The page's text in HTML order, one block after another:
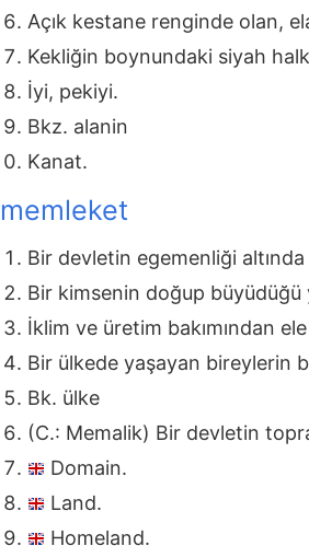
Açık kestane renginde olan,
Kekliğin boynundaki siyah
İyi, pekiyi.
Bkz. alanin
Kanat.
memleket
Bir devletin egemenliği
Bir kimsenin doğup büyüdüğü
İklim ve üretim bakımından
Bir ülkede yaşayan bireylerin
Bk. ülke
(C.: Memalik) Bir devletin
Domain.
Land.
Homeland.